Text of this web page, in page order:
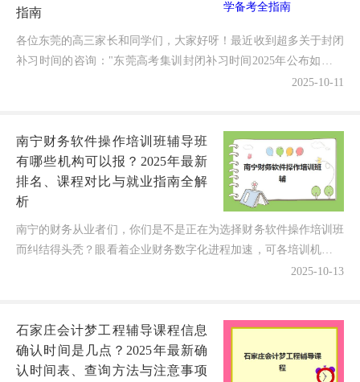
指南
各位东莞的高三家长和同学们，大家好呀！最近收到超多关于封闭
补习时间的咨询："东莞高考集训封闭补习时间2025年公布如何查
询？"作为在教育领域深耕7年的博主，今天我将用最新...2025-10-11
南宁财务软件操作培训班辅导班
有哪些机构可以报？2025年最新
排名、课程对比与就业指南全解
析
南宁的财务从业者们，你们是不是正在为选择财务软件操作培训班
而纠结得头秃？眼看着企业财务数字化进程加速，可各培训机构的
课程质量和就业前景却参差不齐——到底南宁财务软件操作培...
2025-10-13
石家庄会计梦工程辅导课程信息
确认时间是几点？2025年最新确
认时间表、查询方法与注意事项